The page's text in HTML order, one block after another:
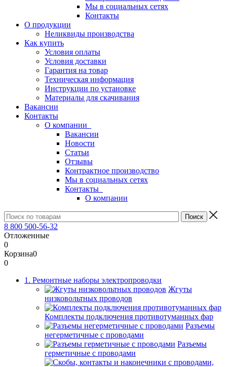
Мы в социальных сетях
Контакты
О продукции
Неликвиды производства
Как купить
Условия оплаты
Условия доставки
Гарантия на товар
Техническая информация
Инструкции по установке
Материалы для скачивания
Вакансии
Контакты
О компании
Вакансии
Новости
Статьи
Отзывы
Контрактное производство
Мы в социальных сетях
Контакты
О компании
8 800 500-56-32
Отложенные
0
Корзина0
0
1. Ремонтные наборы электропроводки
Жгуты
низковольтных проводов
Комплекты подключения противотуманных фар
Разъемы
негерметичные с проводами
Разъемы
герметичные с проводами